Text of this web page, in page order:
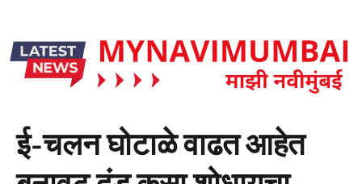
ई-चलन घोटाळे वाढत आहेत